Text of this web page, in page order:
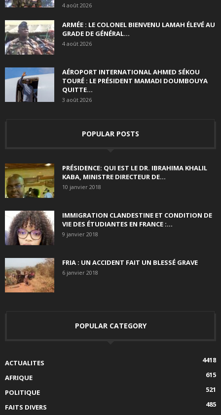
4 août 2026
ARMÉE : LE COLONEL BIENVENU LAMAH ÉLEVÉ AU
GRADE DE GÉNÉRAL...
4 août 2026
AÉROPORT INTERNATIONAL AHMED SÉKOU
TOURÉ : LE PRÉSIDENT MAMADI DOUMBOUYA
QUITTE...
3 août 2026
POPULAR POSTS
PRÉSIDENCE: QUI EST LE DR. IBRAHIMA KHALIL
KABA, MINISTRE DIRECTEUR DE...
10 janvier 2018
IMMIGRATION CLANDESTINE ET CONDITION DE
VIE DES ÉTUDIANTES EN FRANCE :...
9 janvier 2018
FRIA : UN ACCIDENT FAIT UN BLESSÉ GRAVE
6 janvier 2018
POPULAR CATEGORY
ACTUALITES
4418
AFRIQUE
615
POLITIQUE
521
FAITS DIVERS
485